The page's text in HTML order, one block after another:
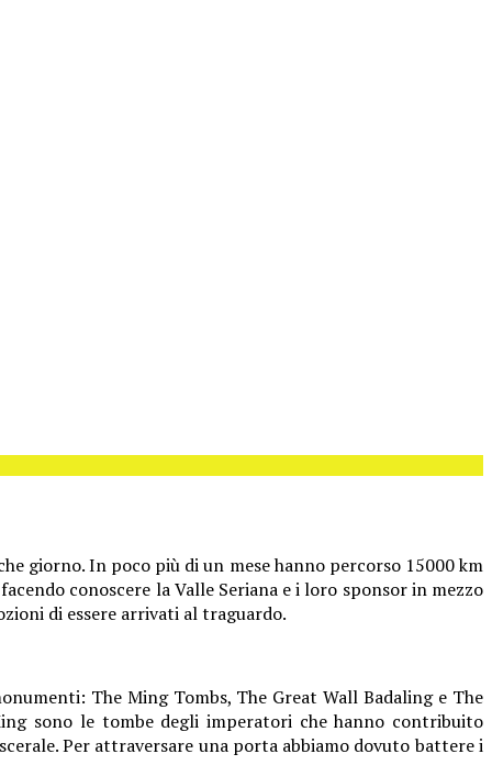
giorno. In poco più di un mese hanno percorso 15000 km
conoscere la Valle Seriana e i loro sponsor in mezzo
di essere arrivati al traguardo.
The Ming Tombs, The Great Wall Badaling e The
sono le tombe degli imperatori che hanno contribuito
Per attraversare una porta abbiamo dovuto battere i